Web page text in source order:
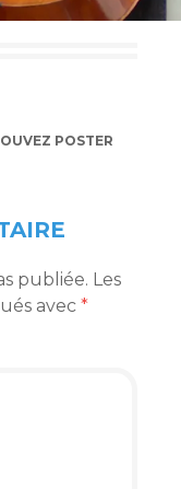
POSTER
publiée. Les
avec *